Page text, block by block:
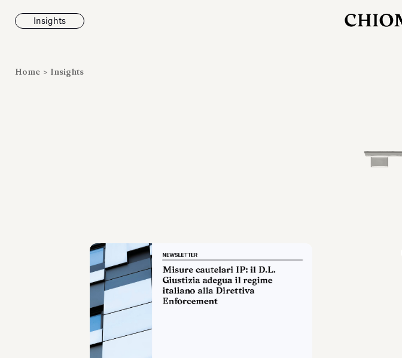
Insights
Leggi tutto
Home > Insights